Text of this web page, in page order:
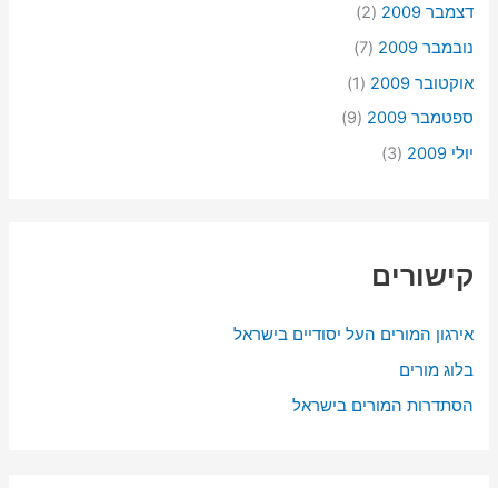
דצמבר 2009
(2)
נובמבר 2009
(7)
אוקטובר 2009
(1)
ספטמבר 2009
(9)
יולי 2009
(3)
קישורים
אירגון המורים העל יסודיים בישראל
בלוג מורים
הסתדרות המורים בישראל